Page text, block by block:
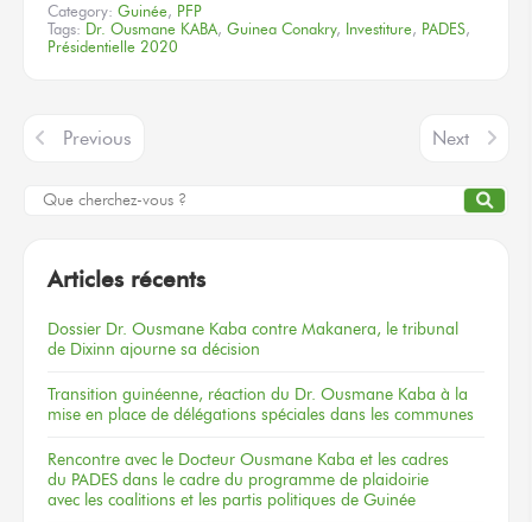
Articles récents
Dossier Dr. Ousmane Kaba contre Makanera, le tribunal
de Dixinn ajourne sa décision
Transition guinéenne, réaction du Dr. Ousmane Kaba à la
mise en place de délégations spéciales dans les communes
Rencontre avec le Docteur Ousmane Kaba et les cadres
du PADES dans le cadre du programme de plaidoirie
avec les coalitions et les partis politiques de Guinée
Category: Guinée, PFP
Tags: Dr. Ousmane KABA, Guinea Conakry, Investiture, PADES,
Présidentielle 2020
Previous Next